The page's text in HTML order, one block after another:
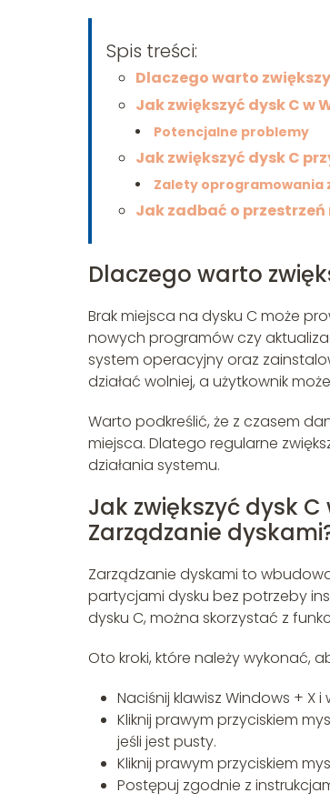
Spis treści:
Dlaczego warto
Jak zwiększyć dysk C w
Potencjalne problemy
Jak zwiększyć dysk C
Zalety oprogramowania
Jak zadbać o przestrzeń
Dlaczego warto
Brak miejsca na dysku C może
nowych programów czy
system operacyjny oraz
działać wolniej, a użytkownik
Warto podkreślić, że z czasem
miejsca. Dlatego regularne
działania systemu.
Jak zwiększyć dysk
Zarządzanie
Zarządzanie dyskami to
partycjami dysku bez potrzeby
dysku C, można skorzystać z
Oto kroki, które należy wykonać,
Naciśnij klawisz Windows + X
Kliknij prawym przyciskiem
jeśli jest pusty.
Kliknij prawym przyciskiem
Postępuj zgodnie z